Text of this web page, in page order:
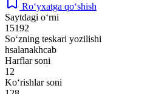
Ro‘yxatga qo‘shish
Saytdagi o‘rni
15192
So‘zning teskari yozilishi
hsalanakhcab
Harflar soni
12
Ko‘rishlar soni